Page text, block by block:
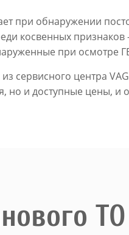
при обнаружении
косвенных
при осмотре
сервисного центра
но и доступные цены, и
ТО